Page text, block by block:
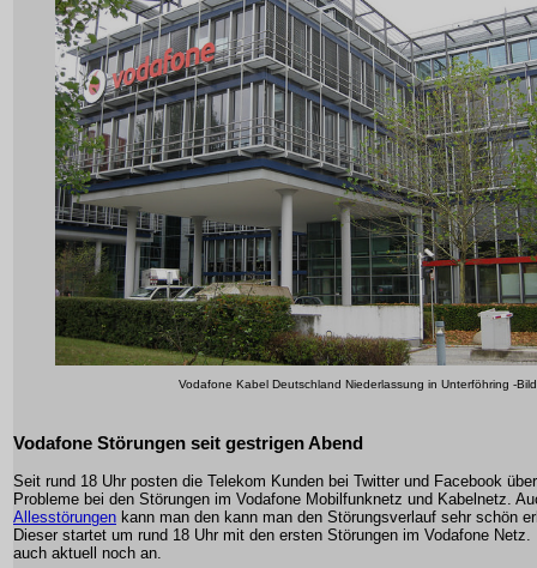
Vodafone Kabel Deutschland Niederlassung in Unterföhring -
Vodafone Störungen seit gestrigen Abend
Seit rund 18 Uhr posten die Telekom Kunden bei Twitter und Facebook
Probleme bei den Störungen im Vodafone Mobilfunknetz und Kabelnetz.
Allesstörungen kann man den kann man den Störungsverlauf sehr schön
Dieser startet um rund 18 Uhr mit den ersten Störungen im Vodafone Netz.
auch aktuell noch an.